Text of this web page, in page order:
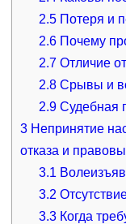
2.5 Потеря и
2.6 Почему
2.7 Отличие
2.8 Срывы и
2.9 Судебная
3Непринятие
отказа и
3.1
3.2
3.3 Когда